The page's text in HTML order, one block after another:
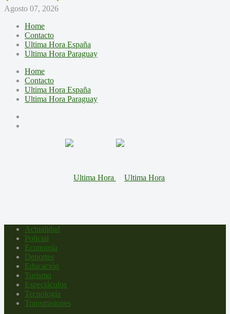
Agosto 07, 2026
Home
Contacto
Ultima Hora España
Ultima Hora Paraguay
Home
Contacto
Ultima Hora España
Ultima Hora Paraguay
Actualidad
Policial
Economía
Deportes
Educación
Turismo
Espectáculos
Tecnología
Transmisiones